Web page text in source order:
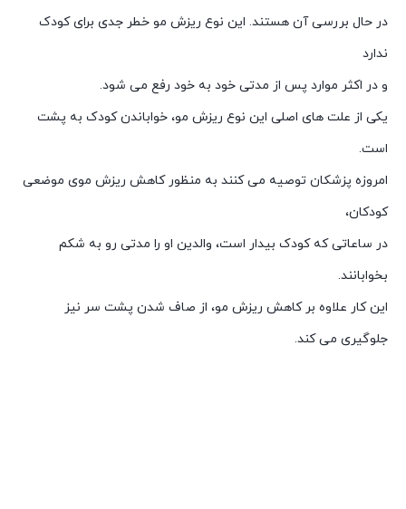
در حال بررسی آن هستند. این نوع ریزش مو خطر جدی برای کودک
ندارد
و در اکثر موارد پس از مدتی خود به خود رفع می شود.
یکی از علت های اصلی این نوع ریزش مو، خواباندن کودک به پشت
است.
امروزه پزشکان توصیه می کنند به منظور کاهش ریزش موی موضعی
کودکان،
در ساعاتی که کودک بیدار است، والدین او را مدتی رو به شکم
بخوابانند.
این کار علاوه بر کاهش ریزش مو، از صاف شدن پشت سر نیز
جلوگیری می کند.